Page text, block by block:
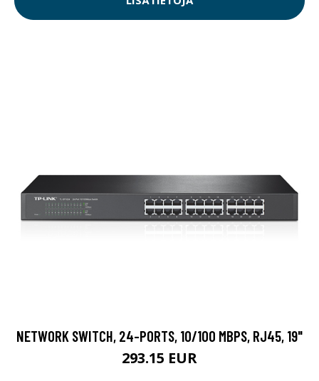
NETWORK SWITCH, 24-PORTS, 10/100 MBPS, RJ45, 19"
293.15 EUR